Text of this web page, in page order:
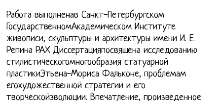
Работа выполненав Санкт-Петербургском
ГосударственномАкадемическом Институте
живописи, скульптуры и архитектуры имени И. Е.
Репина РАХ Диссертацияпосвящена исследованию
стилистическогомногообразия статуарной
пластикиЭтьена-Мориса Фальконе, проблемам
егохудожественной стратегии и его
творческойэволюции. Впечатление, произведенное